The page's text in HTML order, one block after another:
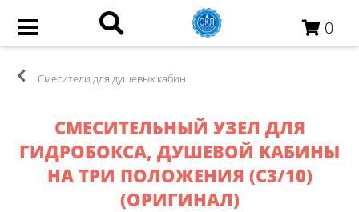
0
Смесители для душевых кабин
СМЕСИТЕЛЬНЫЙ УЗЕЛ ДЛЯ
ГИДРОБОКСА, ДУШЕВОЙ КАБИНЫ
НА ТРИ ПОЛОЖЕНИЯ (С3/10)
(ОРИГИНАЛ)